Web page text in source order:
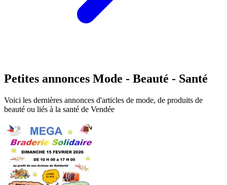
Petites annonces Mode - Beauté - Santé
Voici les dernières annonces d'articles de mode, de produits de
beauté ou liés à la santé de Vendée